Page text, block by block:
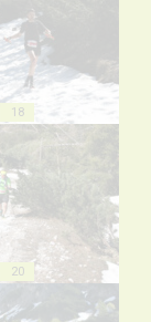
18
20